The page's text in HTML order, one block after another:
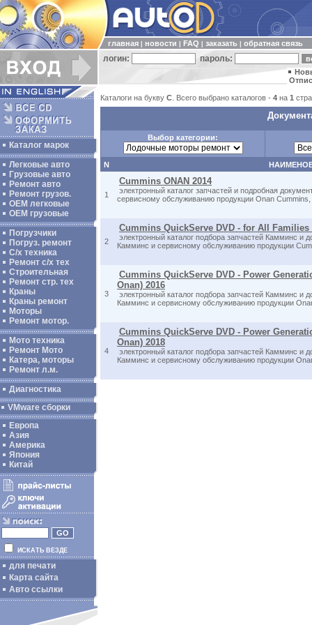
главная новости FAQ заказать обратная связь
логин: пароль:
Каталог марок
Легковые авто
Грузовые авто
Ремонт авто
Ремонт грузов.
ОЕМ легковые
OEM грузовые
Погрузчики
Погруз. ремонт
С/х техника
Ремонт с/х тех
Строительная
Ремонт стр. тех
Краны
Краны ремонт
Моторы
Ремонт мотор.
Мото техника
Ремонт Мото
Катера, моторы
Ремонт л.м.
Диагностика
VMware сборки
Европа
Азия
Америка
Япония
Китай
ИСКАТЬ ВЕЗДЕ
для печати
Карта сайта
Авто ссылки
Каталоги на букву C . Всего выбрано каталогов - 4 на 1
Выбор категории:
N
1
Cummins ONAN 2014
электронный каталог запчастей и подробная
сервисному обслуживанию продукции Onan Cummins,
2
Cummins QuickServe DVD - for All Families
электронный каталог подбора запчастей Камминс и
Камминс и сервисному обслуживанию продукции
3
Cummins QuickServe DVD - Power
Onan) 2016
электронный каталог подбора запчастей Камминс и
Камминс и сервисному обслуживанию продукции
4
Cummins QuickServe DVD - Power
Onan) 2018
электронный каталог подбора запчастей Камминс и
Камминс и сервисному обслуживанию продукции